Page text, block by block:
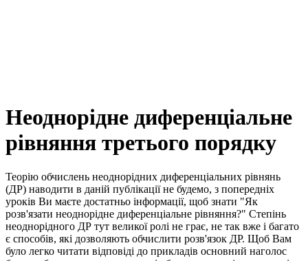
Неоднорідне диференціальне
рівняння третього порядку
Теорію обчислень неоднорідних диференціальних рівнянь
(ДР) наводити в даній публікації не будемо, з попередніх
уроків Ви маєте достатньо інформації, щоб знати "Як
розв'язати неоднорідне диференціальне рівняння?" Степінь
неоднорідного ДР тут великої ролі не грає, не так вже і багато
є способів, які дозволяють обчислити розв'язок ДР. Щоб Вам
було легко читати відповіді до прикладів основний наголос